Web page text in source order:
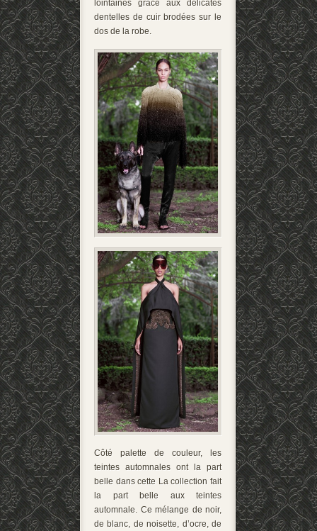
lointaines grâce aux délicates
dentelles de cuir brodées sur le
dos de la robe.
Côté palette de couleur, les
teintes automnales ont la part
belle dans cette La collection fait
la part belle aux teintes
automnale. Ce mélange de noir,
de blanc, de noisette, d’ocre, de